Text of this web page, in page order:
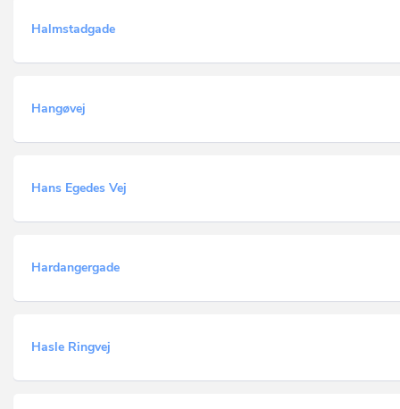
Halmstadgade
Hangøvej
Hans Egedes Vej
Hardangergade
Hasle Ringvej